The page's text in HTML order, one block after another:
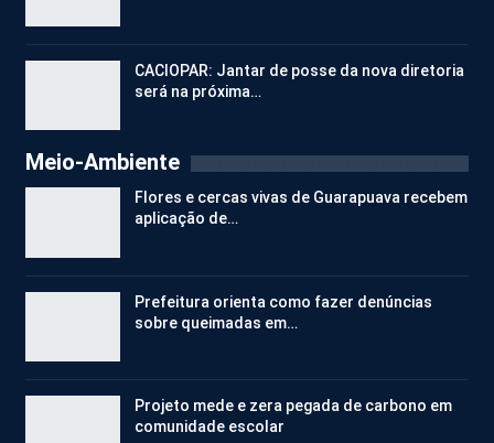
CACIOPAR: Jantar de posse da nova diretoria
será na próxima…
Meio-Ambiente
Flores e cercas vivas de Guarapuava recebem
aplicação de…
Prefeitura orienta como fazer denúncias
sobre queimadas em…
Projeto mede e zera pegada de carbono em
comunidade escolar